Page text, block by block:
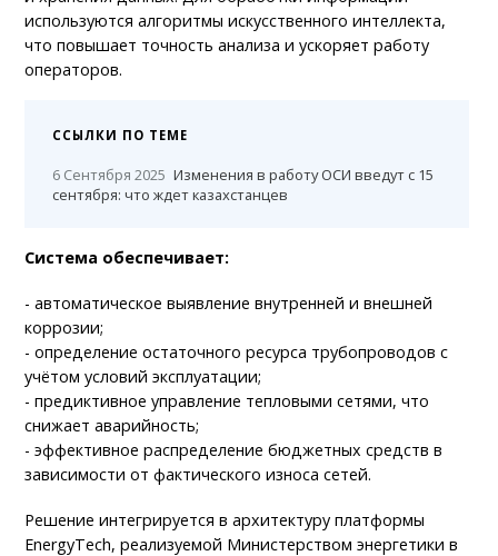
используются алгоритмы искусственного интеллекта,
что повышает точность анализа и ускоряет работу
операторов.
ССЫЛКИ ПО ТЕМЕ
6 Сентября 2025 Изменения в работу ОСИ введут с 15
сентября: что ждет казахстанцев
Система обеспечивает:
- автоматическое выявление внутренней и внешней
коррозии;
- определение остаточного ресурса трубопроводов с
учётом условий эксплуатации;
- предиктивное управление тепловыми сетями, что
снижает аварийность;
- эффективное распределение бюджетных средств в
зависимости от фактического износа сетей.
Решение интегрируется в архитектуру платформы
EnergyTech, реализуемой Министерством энергетики в